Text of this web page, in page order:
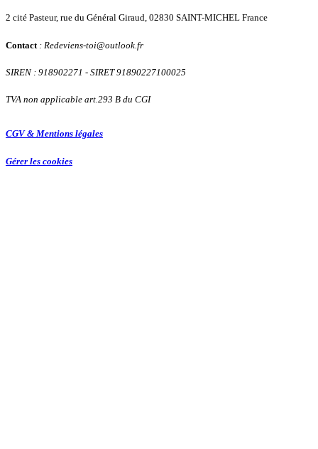
2 cité Pasteur, rue du Général Giraud, 02830 SAINT-MICHEL France
Contact : Redeviens-toi@outlook.fr
SIREN : 918902271 - SIRET 91890227100025
TVA non applicable art.293 B du CGI
CGV & Mentions légales
Gérer les cookies